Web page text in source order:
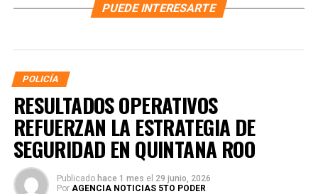
PUEDE INTERESARTE
POLICÍA
RESULTADOS OPERATIVOS
REFUERZAN LA ESTRATEGIA DE
SEGURIDAD EN QUINTANA ROO
Publicado hace 1 mes el 29 junio, 2026
Por AGENCIA NOTICIAS 5TO PODER